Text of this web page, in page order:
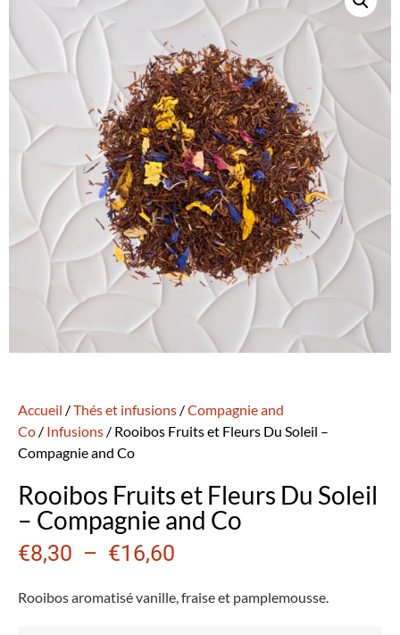
Accueil /Thés et infusions /Compagnie and
Co / Infusions / Rooibos Fruits et Fleurs Du Soleil –
Compagnie and Co
Rooibos Fruits et Fleurs Du Soleil
– Compagnie and Co
€8,30 – €16,60
Rooibos aromatisé vanille, fraise et pamplemousse.